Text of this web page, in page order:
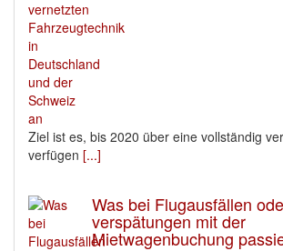
Ziel ist es, bis 2020 über eine vollständig
verfügen [...]
Was bei Flugausfällen
verspätungen mit der
Mietwagenbuchung